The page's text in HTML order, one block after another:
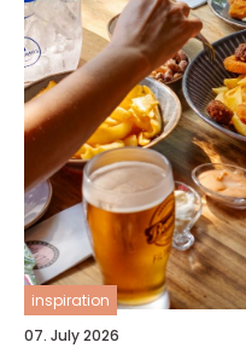
inspiration
07. July 2026